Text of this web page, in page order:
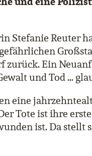
Stefanie Reuter
Ein
und Tod …
eine
Tote ist ihre
ist. Da stellt